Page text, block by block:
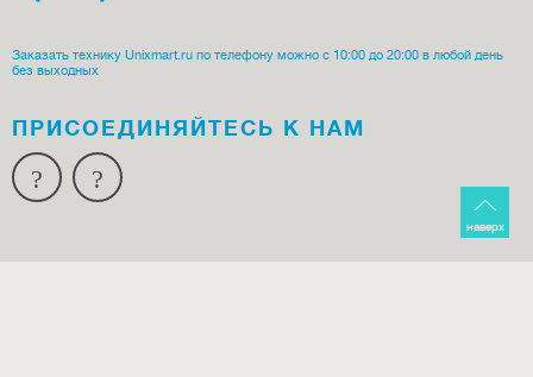
Заказать технику Unixmart.ru по телефону можно с 10:00 до 20:00 в любой день
без выходных
ПРИСОЕДИ­НЯЙТЕСЬ К НАМ
наверх